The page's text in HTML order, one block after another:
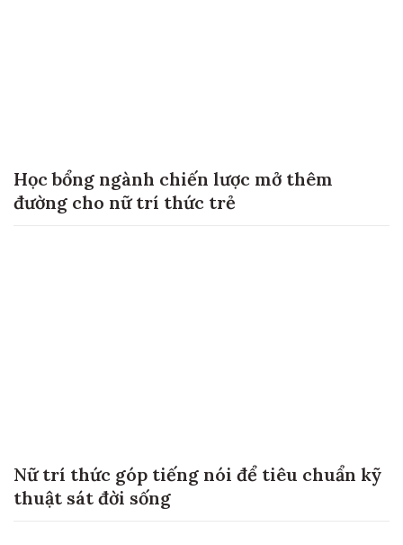
Học bổng ngành chiến lược mở thêm
đường cho nữ trí thức trẻ
Nữ trí thức góp tiếng nói để tiêu chuẩn kỹ
thuật sát đời sống